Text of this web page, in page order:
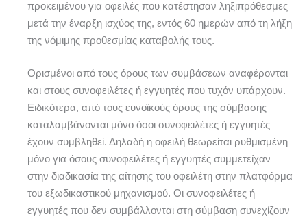
προκειμένου για οφειλές που κατέστησαν ληξιπρόθεσμες
μετά την έναρξη ισχύος της, εντός 60 ημερών από τη λήξη
της νόμιμης προθεσμίας καταβολής τους.
Ορισμένοι από τους όρους των συμβάσεων αναφέρονται
και στους συνοφειλέτες ή εγγυητές που τυχόν υπάρχουν.
Ειδικότερα, από τους ευνοϊκούς όρους της σύμβασης
καταλαμβάνονται μόνο όσοι συνοφειλέτες ή εγγυητές
έχουν συμβληθεί. Δηλαδή η οφειλή θεωρείται ρυθμισμένη
μόνο για όσους συνοφειλέτες ή εγγυητές συμμετείχαν
στην διαδικασία της αίτησης του οφειλέτη στην πλατφόρμα
του εξωδικαστικού μηχανισμού. Οι συνοφειλέτες ή
εγγυητές που δεν συμβάλλονται στη σύμβαση συνεχίζουν